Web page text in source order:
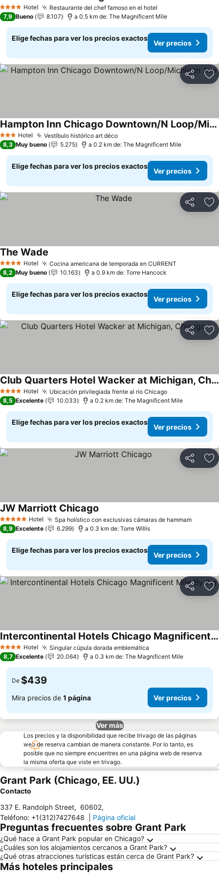
4 EstrellasHotel Restaurante del chef famoso en el hotel
7,9 Bueno 8.107 a 0.5 km de: The Magnificent Mile
Elige fechas para ver los precios exactos
Ver precios
Compartir
3 Estrellas
Hotel Vestíbulo histórico art décoVer precios
Hampton Inn Chicago Downtown/N Loop/Michigan Ave
Ver precios
8,3 Muy bueno 5.275 a 0.2 km de: The Magnificent Mile
Elige fechas para ver los precios exactos
Ver precios
Compartir
4 EstrellasHotel Cocina americana de temporada en CURRENT
The Wade
8,2 Muy bueno 10.163 a 0.9 km de: Torre Hancock
Elige fechas para ver los precios exactos
Ver precios
Compartir
4 EstrellasHotel Ubicación privilegiada frente al río ChicagoVer precios
Club Quarters Hotel Wacker at Michigan, Chicago
Ver precios
8,5 Excelente 10.033 a 0.2 km de: The Magnificent Mile
Elige fechas para ver los precios exactos
Ver precios
Compartir
5 Estrellas Hotel Spa holístico con exclusivas cámaras de hammamVer
JW Marriott Chicago
8,9 Excelente 6.299 a 0.3 km de: Torre Willis
Elige fechas para ver los precios exactos
Ver precios
Compartir
4 EstrellasHotel Singular cúpula dorada emblemática
Intercontinental Hotels Chicago Magnificent Mile By Ihg
Ver precios
8,7 Excelente 20.064 a 0.3 km de: The Magnificent Mile
De $439
Mira precios de 1 página Ver precios
Ver más
Los precios y la disponibilidad que recibe trivago de las páginas
web de reserva cambian de manera constante. Por lo tanto, es
posible que no siempre encuentres en una página web de reserva
la misma oferta que viste en trivago.
Grant Park (Chicago, EE. UU.)
Contacto
337 E. Randolph Street, 60602,
Teléfono: +1(312)7427648 Página oficial
Preguntas frecuentes sobre Grant Park
¿Qué hace a Grant Park popular en Chicago?
¿Cuáles son los alojamientos cercanos a Grant Park?
¿Qué otras atracciones turísticas están cerca de Grant Park?
Más hoteles principales